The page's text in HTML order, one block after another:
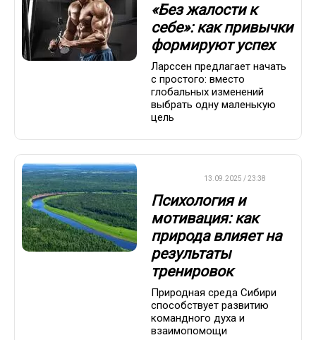
«Без жалости к
себе»: как привычки
формируют успех
Ларссен предлагает начать
с простого: вместо
глобальных изменений
выбрать одну маленькую
цель
13.09.2025 / 23:38
Психология и
мотивация: как
природа влияет на
результаты
тренировок
Природная среда Сибири
способствует развитию
командного духа и
взаимопомощи